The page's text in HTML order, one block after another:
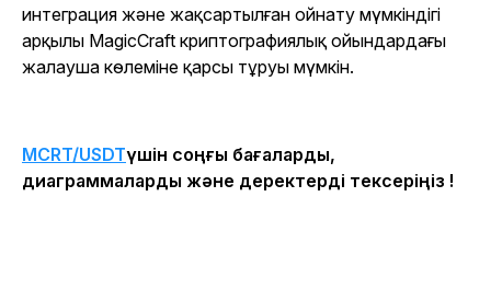
интеграция және жақсартылған ойнату мүмкіндігі
арқылы MagicCraft криптографиялық ойындардағы
жалауша көлеміне қарсы тұруы мүмкін.
MCRT/USDTүшін соңғы бағаларды,
диаграммаларды және деректерді тексеріңіз !